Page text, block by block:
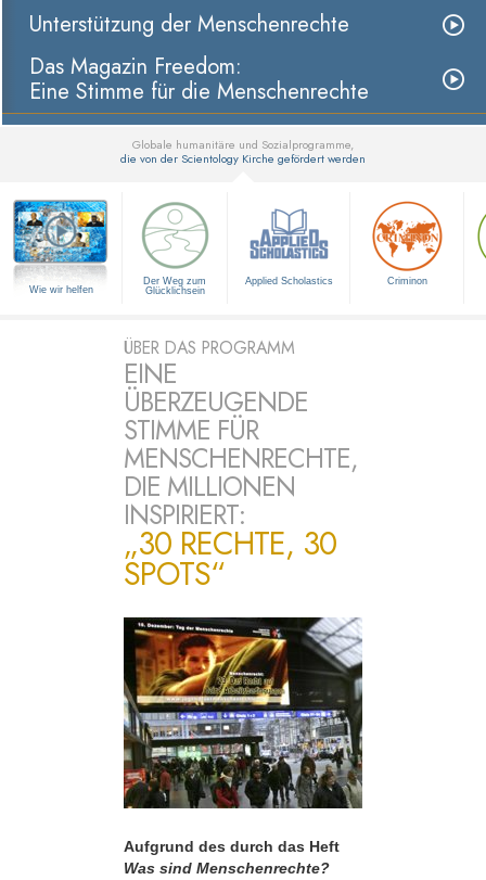
Unterstützung der Menschenrechte
Das Magazin Freedom:
Eine Stimme für die Menschenrechte
Globale humanitäre und Sozialprogramme,
die von der Scientology Kirche gefördert werden
Wie wir helfen
Der Weg zum
Glücklichsein
Applied Scholastics Criminon
ÜBER DAS PROGRAMM
EINE
ÜBERZEUGENDE
STIMME FÜR
MENSCHENRECHTE,
DIE MILLIONEN
INSPIRIERT:
„30 RECHTE, 30
SPOTS“
Aufgrund des durch das Heft
Was sind Menschenrechte?